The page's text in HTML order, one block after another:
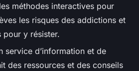
méthodes interactives pour
les risques des addictions et
pour y résister.
service d’information et de
des ressources et des conseils